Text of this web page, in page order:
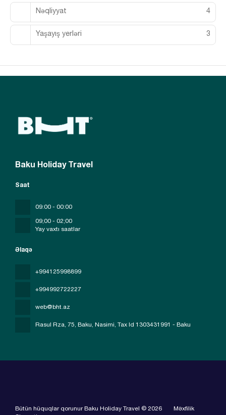
Nəqliyyat 4
Yaşayış yerləri 3
Baku Holiday Travel
Əlaqə
+994125998899
+994992722227
web@bht.az
Rasul Rza, 75, Baku, Nasimi, Tax Id 1303431991 - Baku
Saat
09:00 - 00:00
09;00 - 02;00
Yay vaxtı saatlar
Bütün hüquqlar qorunur Baku Holiday Travel © 2026
Məxfilik